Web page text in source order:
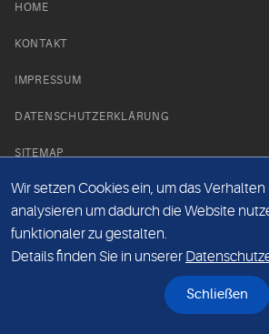
HOME
KONTAKT
IMPRESSUM
DATENSCHUTZERKLÄRUNG
SITEMAP
NEWS PARTNER
Wir setzen Cookies ein, um das
analysieren um dadurch die Website
funktionaler zu gestalten.
Details finden Sie in unserer
Schließen